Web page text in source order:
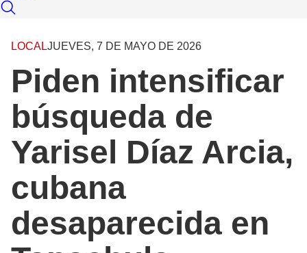
LOCALJUEVES, 7 DE MAYO DE 2026
Piden intensificar
búsqueda de
Yarisel Díaz Arcia,
cubana
desaparecida en